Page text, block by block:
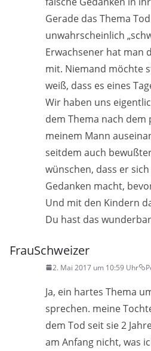
Gerade das Thema
unwahrscheinlich
Erwachsener hat man
mit. Niemand möchte
weiß, dass es eines
Wir haben uns
dem Thema nach dem
meinem Mann
seitdem auch
wünschen, dass er
Gedanken macht,
Und mit den Kindern
Du hast das
FrauSchweizer
2. Mai 2017 um 10:59 Uhr
Ja, ein hartes Thema
sprechen. meine
dem Tod seit sie 2
am Anfang nicht, was